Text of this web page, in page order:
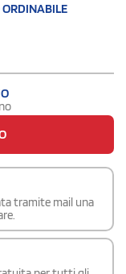
tramite mail una